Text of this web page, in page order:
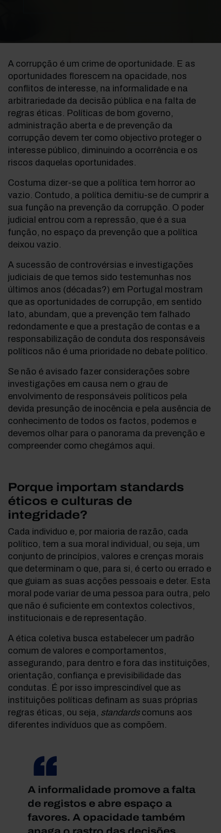
A corrupção é um crime de oportunidade. E as
oportunidades florescem na opacidade, nos
conflitos de interesse, na informalidade e na
arbitrariedade da decisão pública e na falta de
regras éticas. Políticas de bom governo,
administração aberta e de prevenção da
corrupção devem ter como objectivo proteger o
interesse público, diminuindo a ocorrência e os
riscos daquelas oportunidades.
Costuma dizer-se que a política tem horror ao
vazio. Contudo, a política demitiu-se de cumprir a
sua função na prevenção da corrupção. O poder
judicial entrou com a repressão, que é a sua
função, no espaço da prevenção que a política
deixou vazio.
A sucessão de controvérsias e investigações
judiciais de que temos sido testemunhas nos
últimos anos (décadas?) em Portugal mostram
que as oportunidades de corrupção, em sentido
lato, abundam, que a prevenção tem falhado
redondamente e que a prestação de contas e a
responsabilização de conduta dos responsáveis
políticos não é uma prioridade no debate político.
Se não é avisado fazer considerações sobre
investigações em causa nem o grau de
envolvimento de responsáveis políticos pela
devida presunção de inocência e pela ausência de
conhecimento de todos os factos, podemos e
devemos olhar para o panorama da prevenção e
compreender como chegámos aqui.
Porque importam standards
éticos e culturas de
integridade?
Cada individuo e, por maioria de razão, cada
político, tem a sua moral individual, ou seja, um
conjunto de princípios, valores e crenças morais
que determinam o que, para si, é certo ou errado e
que guiam as suas acções pessoais e deter. Esta
moral pode variar de uma pessoa para outra, pelo
que não é suficiente em contextos colectivos,
institucionais e de representação.
A ética coletiva busca estabelecer um padrão
comum de valores e comportamentos,
assegurando, para dentro e fora das instituições,
orientação, confiança e previsibilidade das
condutas. É por isso imprescindível que as
instituições políticas definam as suas próprias
regras éticas, ou seja, standards comuns aos
diferentes indivíduos que as compõem.
A informalidade promove a falta
de registos e abre espaço a
favores. A opacidade também